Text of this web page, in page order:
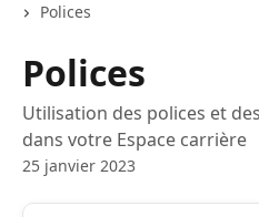
Polices
Polices
Utilisation des polices et
dans votre Espace carrière
25 janvier 2023